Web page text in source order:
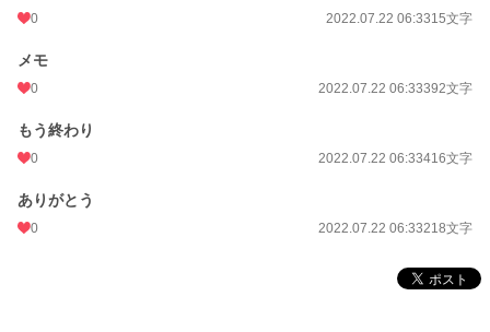
0 2022.07.22 06:3315文字
メモ
0 2022.07.22 06:33392文字
もう終わり
0 2022.07.22 06:33416文字
ありがとう
0 2022.07.22 06:33218文字